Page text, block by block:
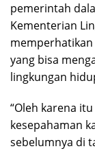
pemerintah
Kementerian
yang bisa
lingkungan
“Oleh karena
kesepahaman
sebelumnya di